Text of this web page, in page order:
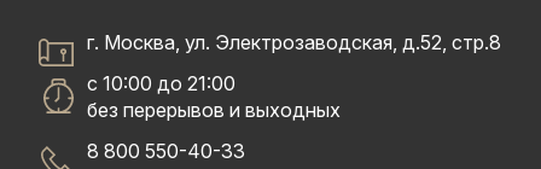
г. Москва, ул. Электрозаводская, д.52, стр.8
с 10:00 до 21:00
без перерывов и выходных
8 800 550-40-33